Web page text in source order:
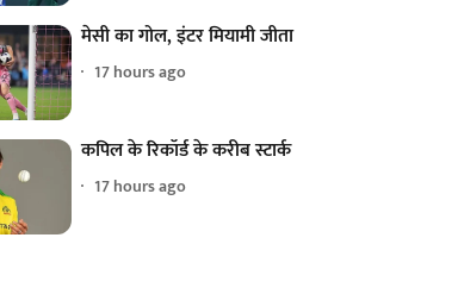
मेसी का गोल, इंटर मियामी जीता
17 hours ago
कपिल के रिकॉर्ड के करीब स्टार्क
17 hours ago